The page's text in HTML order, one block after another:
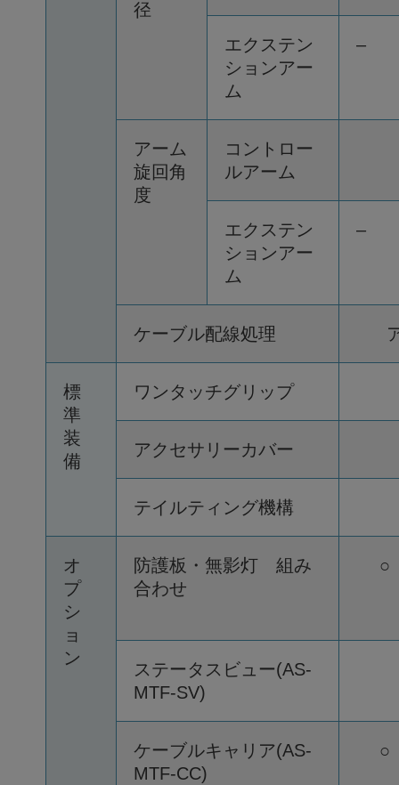
径
エクステン
ションアー
ム
–
アーム
旋回角
度
コントロー
ルアーム
エクステン
ションアー
ム
–
ケーブル配線処理
標
準
装
備
ワンタッチグリップ
アクセサリーカバー
テイルティング機構
オ
プ
シ
ョ
ン
防護板・無影灯 組み
合わせ
○
ステータスビュー(AS-
MTF-SV)
ケーブルキャリア(AS-
MTF-CC)
○